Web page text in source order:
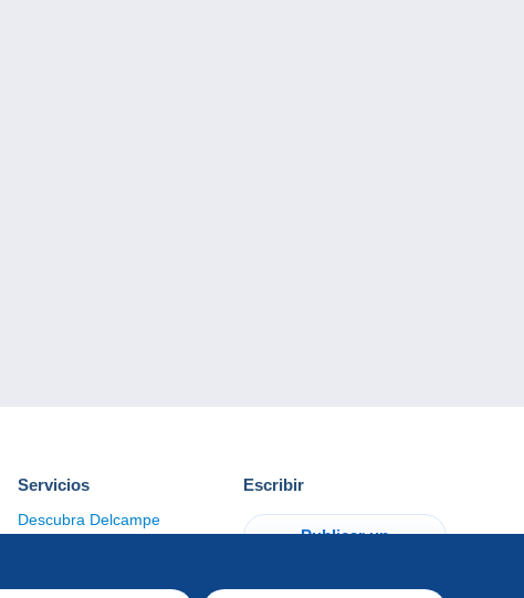
Servicios
Descubra Delcampe
Escribir
Publicar un